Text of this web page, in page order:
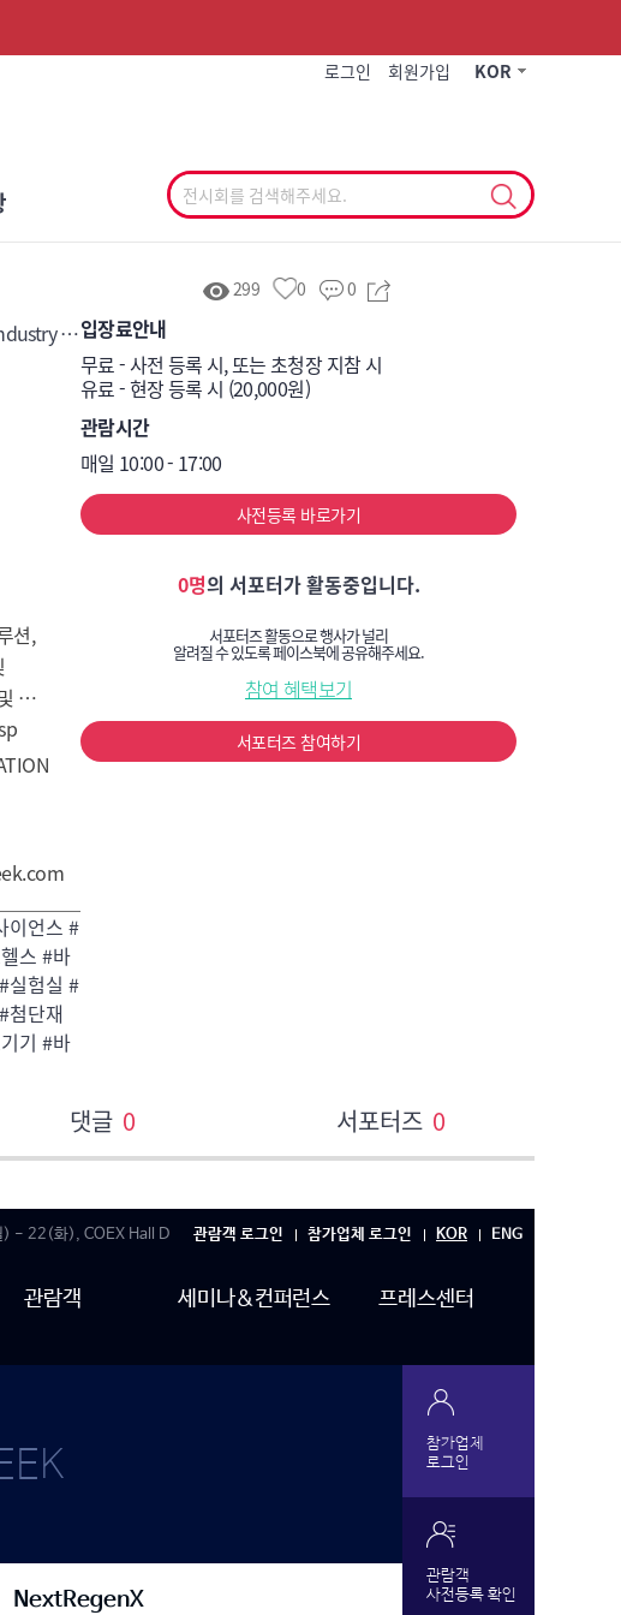
로그인 회원가입 KOR
International Next-Generation Advanced Regenerative Medicine Industry Exhibition 2026
션,
이언스 #
스 #바
실험실 #
단재
기 #바
299 0 0
입장료안내
무료 - 사전 등록 시, 또는 초청장 지참 시
유료 - 현장 등록 시 (20,000원)
관람시간
매일 10:00 - 17:00
사전등록 바로가기
0명의 서포터가 활동중입니다.
서포터즈 활동으로 행사가 널리
알려질 수 있도록 페이스북에 공유해주세요.
참여 혜택보기
서포터즈 참여하기
댓글 0 서포터즈 0